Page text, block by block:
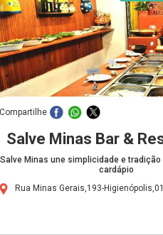
Compartilhe
Salve Minas Bar &
Salve Minas une simplicidade e tradição
cardápio
Rua Minas Gerais,193-